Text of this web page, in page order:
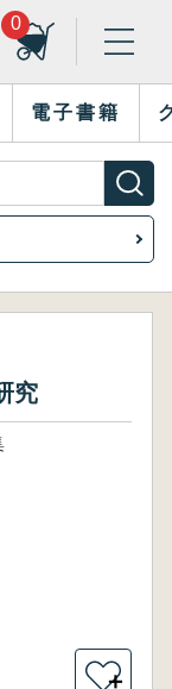
0
電子書籍
究
＋